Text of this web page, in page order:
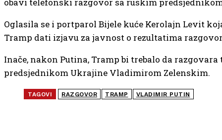
Oglasila se i portparol Bijele kuće Kerolajn Levit
Tramp dati izjavu za javnost o rezultatima
Inače, nakon Putina, Tramp bi trebalo da razgovara
predsjednikom Ukrajine Vladimirom Zelenskim.
TAGOVI RAZGOVOR TRAMP VLADIMIR PUTIN